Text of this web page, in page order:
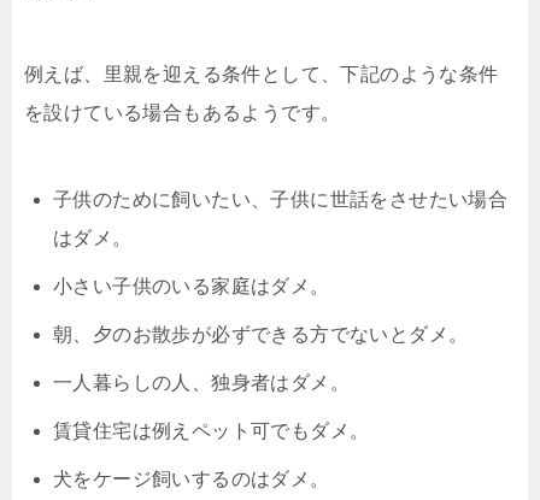
例えば、里親を迎える条件として、下記のような条件
を設けている場合もあるようです。
子供のために飼いたい、子供に世話をさせたい場合
はダメ。
小さい子供のいる家庭はダメ。
朝、夕のお散歩が必ずできる方でないとダメ。
一人暮らしの人、独身者はダメ。
賃貸住宅は例えペット可でもダメ。
犬をケージ飼いするのはダメ。